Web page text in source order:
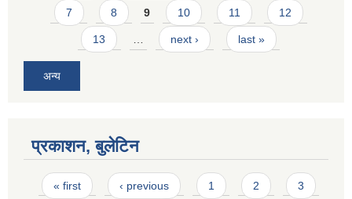
7 8 9 10 11 12
13 … next › last »
अन्य
प्रकाशन, बुलेटिन
Pages
« first ‹ previous 1 2 3